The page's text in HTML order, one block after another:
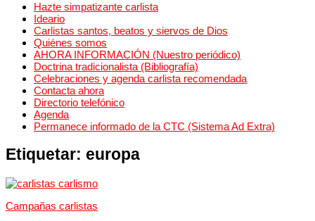
Hazte simpatizante carlista
Ideario
Carlistas santos, beatos y siervos de Dios
Quiénes somos
AHORA INFORMACIÓN (Nuestro periódico)
Doctrina tradicionalista (Bibliografía)
Celebraciones y agenda carlista recomendada
Contacta ahora
Directorio telefónico
Agenda
Permanece informado de la CTC (Sistema Ad Extra)
Etiquetar: europa
Campañas carlistas